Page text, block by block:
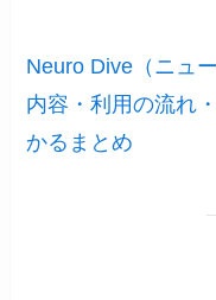
Neuro Dive（ニュ
内容・利用の流れ
かるまとめ